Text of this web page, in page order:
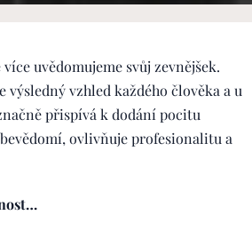
uvědomujeme svůj zevnějšek.
výsledný vzhled každého člověka a u
přispívá k dodání pocitu
ovlivňuje profesionalitu a